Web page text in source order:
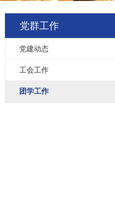
党群工作
党建动态
工会工作
团学工作